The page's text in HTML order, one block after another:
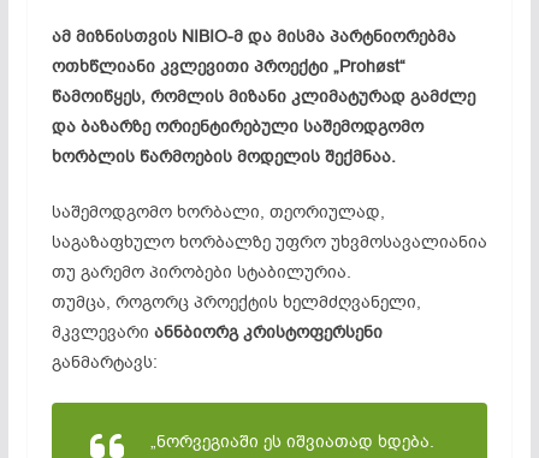
ამ მიზნისთვის NIBIO-მ და მისმა პარტნიორებმა
ოთხწლიანი კვლევითი პროექტი „Prohøst“
წამოიწყეს, რომლის მიზანი კლიმატურად გამძლე
და ბაზარზე ორიენტირებული საშემოდგომო
ხორბლის წარმოების მოდელის შექმნაა.
საშემოდგომო ხორბალი, თეორიულად,
საგაზაფხულო ხორბალზე უფრო უხვმოსავალიანია
თუ გარემო პირობები სტაბილურია.
თუმცა, როგორც პროექტის ხელმძღვანელი,
მკვლევარი ანნბიორგ კრისტოფერსენი
განმარტავს:
„ნორვეგიაში ეს იშვიათად ხდება.